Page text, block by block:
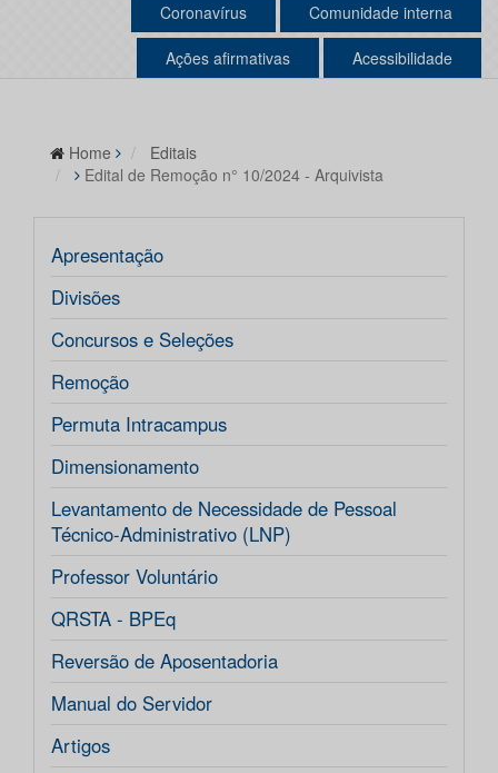
Coronavírus Comunidade interna
Ações afirmativas Acessibilidade
Home
Editais
Edital de Remoção n° 10/2024 - Arquivista
Apresentação
Divisões
Concursos e Seleções
Remoção
Permuta Intracampus
Dimensionamento
Levantamento de Necessidade de Pessoal
Técnico-Administrativo (LNP)
Professor Voluntário
QRSTA - BPEq
Reversão de Aposentadoria
Manual do Servidor
Artigos